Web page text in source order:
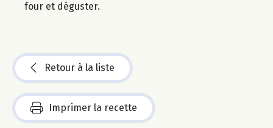
four et déguster.
Retour à la liste
Imprimer la recette